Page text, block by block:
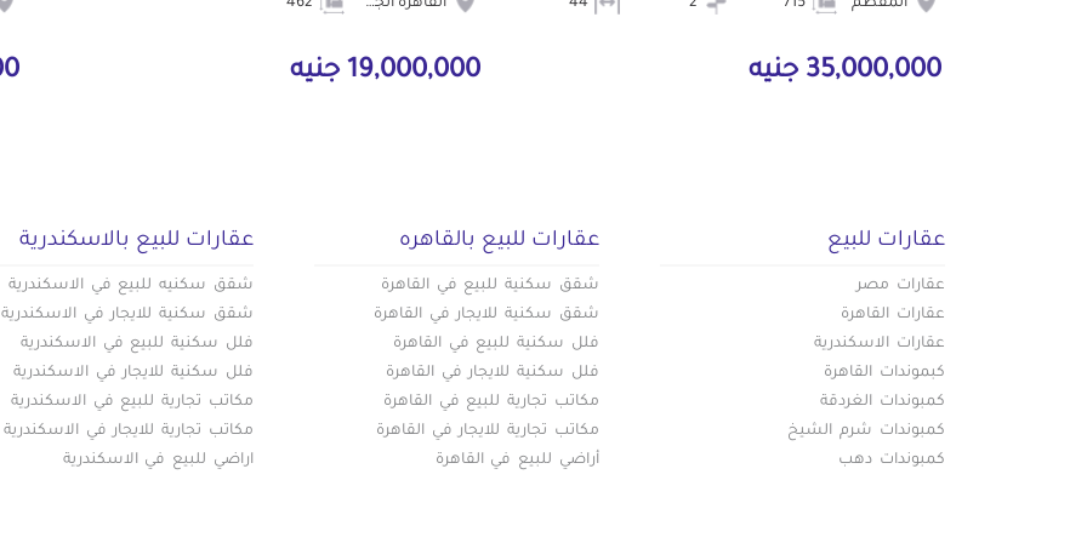
35,000,000 جنيه 19,000,000 جنيه
عقارات للبيع
عقارات مصر
عقارات القاهرة
عقارات الاسكندرية
كبموندات القاهرة
كمبوندات الغردقة
كمبوندات شرم الشيخ
كمبوندات دهب
عقارات للبيع بالقاهره
شقق سكنية للبيع في القاهرة
شقق سكنية للايجار في القاهرة
فلل سكنية للبيع في القاهرة
فلل سكنية للايجار في القاهرة
مكاتب تجارية للبيع في القاهرة
مكاتب تجارية للايجار في القاهرة
أراضي للبيع في القاهرة
عقارات للبيع بالاسكندرية
شقق سكنيه للبيع في الاسكندرية
شقق سكنية للايجار في الاسكندرية
فلل سكنية للبيع في الاسكندرية
فلل سكنية للايجار في الاسكندرية
مكاتب تجارية للبيع في الاسكندرية
مكاتب تجارية للايجار في الاسكندرية
اراضي للبيع في الاسكندرية